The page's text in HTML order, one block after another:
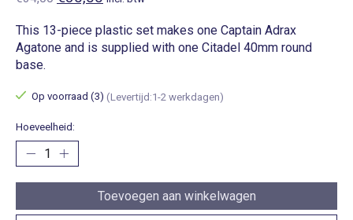
This 13-piece plastic set makes one Captain Adrax
Agatone and is supplied with one Citadel 40mm round
base.
Op voorraad (3) (Levertijd:1-2 werkdagen)
Hoeveelheid:
Toevoegen aan winkelwagen